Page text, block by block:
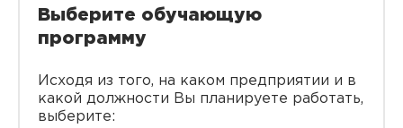
Выберите обучающую
программу
Исходя из того, на каком предприятии и в
какой должности Вы планируете работать,
выберите: